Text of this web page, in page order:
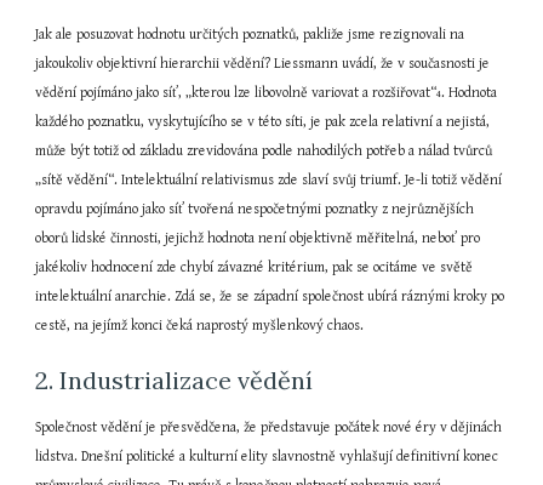
Jak ale posuzovat hodnotu určitých poznatků, pakliže jsme rezignovali na
jakoukoliv objektivní hierarchii vědění? Liessmann uvádí, že v současnosti je
vědění pojímáno jako síť, „kterou lze libovolně variovat a rozšiřovat“4. Hodnota
každého poznatku, vyskytujícího se v této síti, je pak zcela relativní a nejistá,
může být totiž od základu zrevidována podle nahodilých potřeb a nálad tvůrců
„sítě vědění“. Intelektuální relativismus zde slaví svůj triumf. Je-li totiž vědění
opravdu pojímáno jako síť tvořená nespočetnými poznatky z nejrůznějších
oborů lidské činnosti, jejichž hodnota není objektivně měřitelná, neboť pro
jakékoliv hodnocení zde chybí závazné kritérium, pak se ocitáme ve světě
intelektuální anarchie. Zdá se, že se západní společnost ubírá ráznými kroky po
cestě, na jejímž konci čeká naprostý myšlenkový chaos.
2. Industrializace vědění
Společnost vědění je přesvědčena, že představuje počátek nové éry v dějinách
lidstva. Dnešní politické a kulturní elity slavnostně vyhlašují definitivní konec